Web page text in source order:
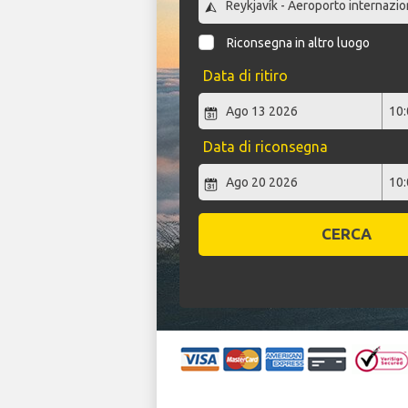
Riconsegna in altro luogo
Data di ritiro
Data di riconsegna
CERCA